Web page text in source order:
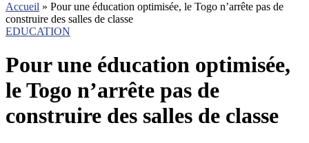
Accueil » Pour une éducation optimisée, le Togo n’arrête pas de
construire des salles de classe
EDUCATION
Pour une éducation optimisée,
le Togo n’arrête pas de
construire des salles de classe